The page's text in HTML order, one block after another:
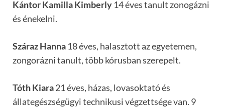
Kántor Kamilla Kimberly 14 éves tanult zonogázni
és énekelni.
Száraz Hanna 18 éves, halasztott az egyetemen,
zongorázni tanult, több kórusban szerepelt.
Tóth Kiara21 éves, házas, lovasoktató és
állategészségügyi technikusi végzettsége van. 9